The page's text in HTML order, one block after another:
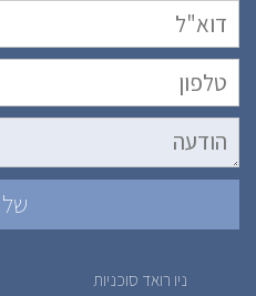
ניו רואד סוכניות